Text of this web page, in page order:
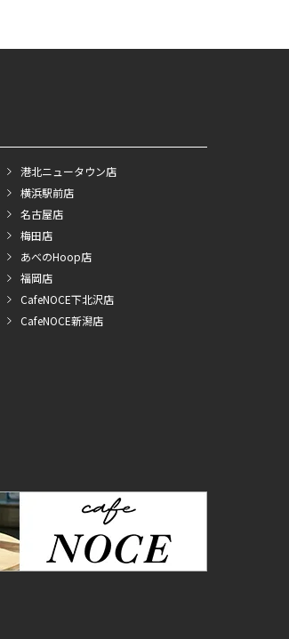
港北ニュータウン店
横浜駅前店
名古屋店
梅田店
あべのHoop店
福岡店
CafeNOCE下北沢店
CafeNOCE新潟店